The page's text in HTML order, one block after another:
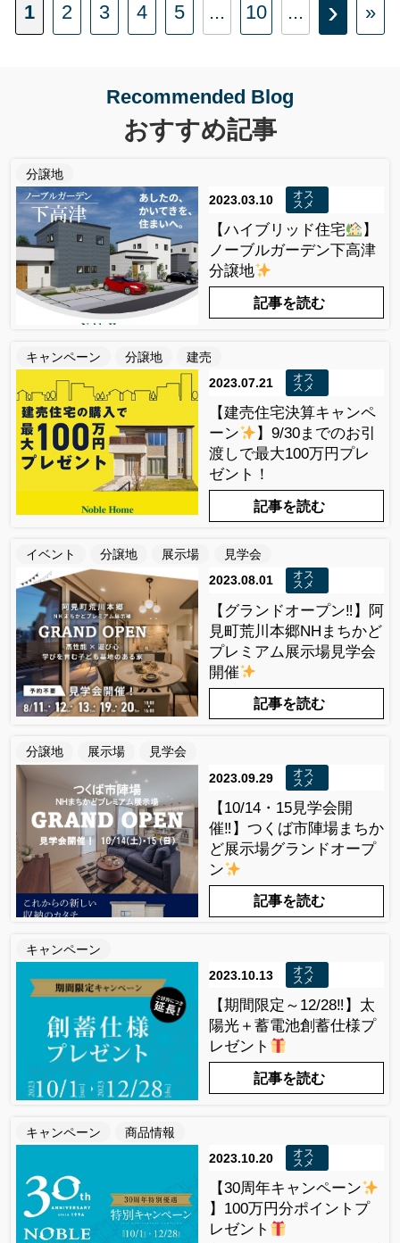
1 2 3 4 5 ... 10 ... › »
Recommended Blog
おすすめ記事
分譲地
2023.03.10
オス
スメ
【ハイブリッド住宅
】
ノーブルガーデン下高津
分譲地
記事を読む
キャンペーン 分譲地
建売
2023.07.21
オス
スメ
【建売住宅決算キャンペ
ーン
】9/30までのお引
渡しで最大100万円プレ
ゼント！
記事を読む
イベント 分譲地 展示場
見学会
2023.08.01
オス
スメ
【グランドオープン‼】阿
見町荒川本郷NHまちかど
プレミアム展示場見学会
開催
記事を読む
分譲地 展示場
見学会
2023.09.29
オス
スメ
【10/14・15見学会開
催‼】つくば市陣場まちか
ど展示場グランドオープ
ン
記事を読む
キャンペーン
2023.10.13
オス
スメ
【期間限定～12/28‼】太
陽光＋蓄電池創蓄仕様プ
レゼント
記事を読む
キャンペーン
商品情報
2023.10.20
オス
スメ
【30周年キャンペーン
】100万円分ポイントプ
レゼント